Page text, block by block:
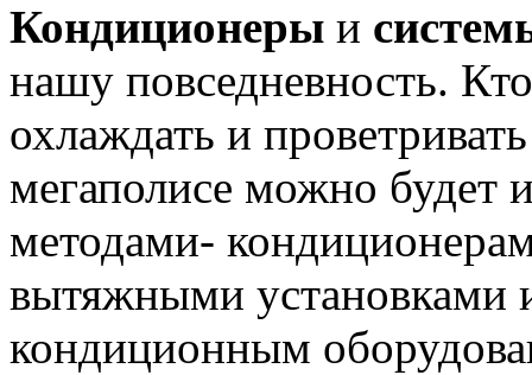
Кондиционеры и
нашу повседневность.
охлаждать и
мегаполисе можно будет
методами-
вытяжными установками
кондиционным